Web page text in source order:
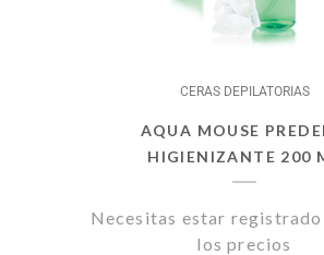
CERAS DEPILATORIAS
AQUA MOUSE
HIGIENIZANTE 200
Necesitas estar
los precios